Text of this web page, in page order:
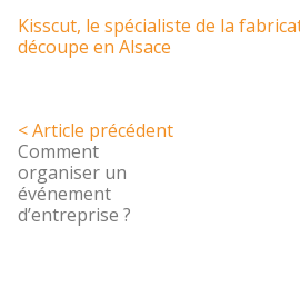
Kisscut, le spécialiste de la
découpe en Alsace
< Article précédent
Comment
organiser un
événement
d’entreprise ?